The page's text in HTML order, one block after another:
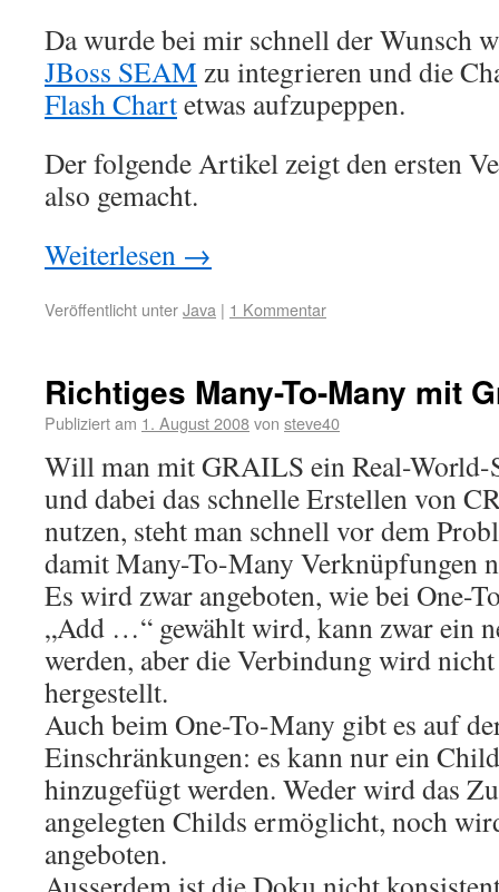
Da wurde bei mir schnell der Wunsch
JBoss SEAM zu integrieren und die
Flash Chartetwas aufzupeppen.
Der folgende Artikel zeigt den ersten
also gemacht.
Weiterlesen →
Veröffentlicht unterJava | 1 Kommentar
Richtiges Many-To-Many mit
Publiziert am 1. August 2008von steve40
Will man mit GRAILS ein Real-World-
und dabei das schnelle Erstellen von
nutzen, steht man schnell vor dem
damit Many-To-Many Verknüpfungen
Es wird zwar angeboten, wie bei One-
„Add …“ gewählt wird, kann zwar ein
werden, aber die Verbindung wird nicht
hergestellt.
Auch beim One-To-Many gibt es auf
Einschränkungen: es kann nur ein
hinzugefügt werden. Weder wird das
angelegten Childs ermöglicht, noch
angeboten.